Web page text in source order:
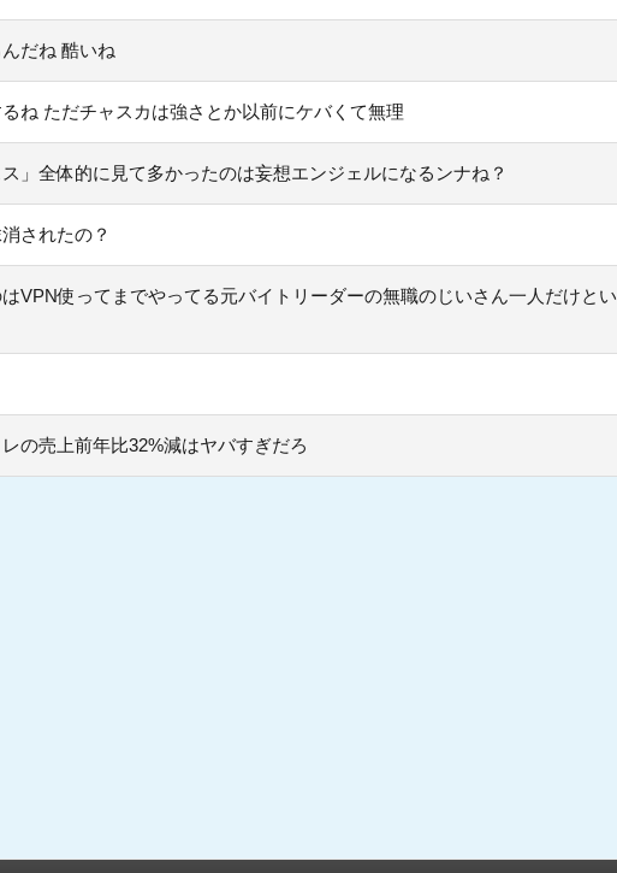
だね 酷いね
ね ただチャスカは強さとか以前にケバくて無理
」全体的に見て多かったのは妄想エンジェルになるンナね？
されたの？
VPN使ってまでやってる元バイトリーダーの無職のじいさん一人だけとい
の売上前年比32%減はヤバすぎだろ